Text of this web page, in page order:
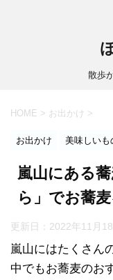
散歩
HOME > お出かけ >
お出かけ 美味しいも
嵐山にある
ら」でお蕎
更新日： 2022年11月18
嵐山にはたくさん
中でもお蕎麦のお